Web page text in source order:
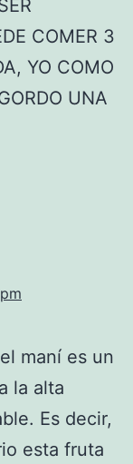
COMER 3
YO COMO
UNA
maní es un
la alta
Es decir,
esta fruta